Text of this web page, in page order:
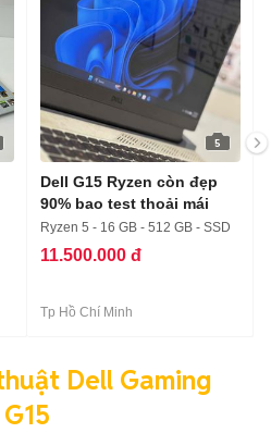
5
Dell G15 Ryzen còn đẹp
90% bao test thoải mái
Ryzen 5 - 16 GB - 512 GB - SSD
11.500.000 đ
Tp Hồ Chí Minh
Dell Gaming
G15